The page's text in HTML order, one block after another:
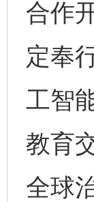
合作
定奉
工智
教育
全球